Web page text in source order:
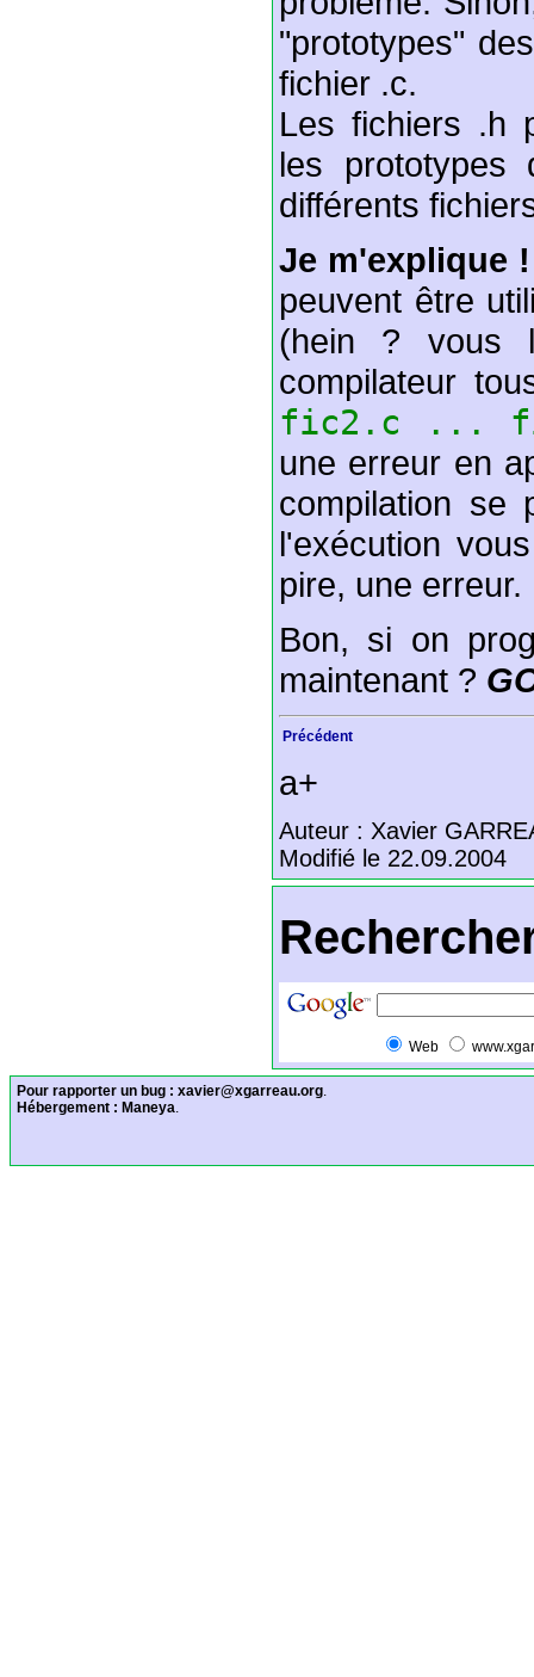
"prototypes"
fichier .c.
Les fichiers .h
les prototypes
différents
Je m'explique !
peuvent être
(hein ? vous
compilateur
fic2.c ...
une erreur en
compilation se
l'exécution
pire, une
Bon, si on
maintenant ?
Précédent
a+
Auteur : Xavier
Modifié le 22.09.2004
Web
Pour rapporter un bug : xavier@xgarreau.org
Hébergement : Maneya